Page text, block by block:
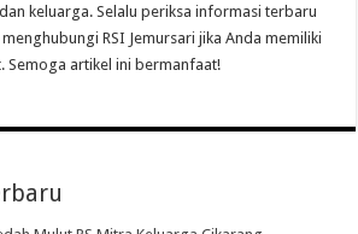
keluarga. Selalu periksa informasi terbaru
RSI Jemursari jika Anda memiliki
Semoga artikel ini bermanfaat!